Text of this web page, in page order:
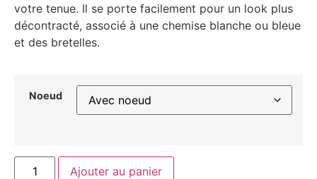
votre tenue. Il se porte facilement pour un look plus
décontracté, associé à une chemise blanche ou bleue
et des bretelles.
Noeud
Ajouter au panier